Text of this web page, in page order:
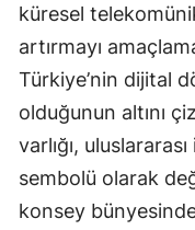
küresel
artırmayı
Türkiye’nin dijital
olduğunun altını
varlığı,
sembolü olarak
konsey